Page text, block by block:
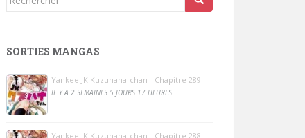
SORTIES MANGAS
Yankee JK Kuzuhana-chan - Chapitre 289
IL Y A 2 SEMAINES 5 JOURS 17 HEURES
Yankee JK Kuzuhana-chan - Chapitre 288